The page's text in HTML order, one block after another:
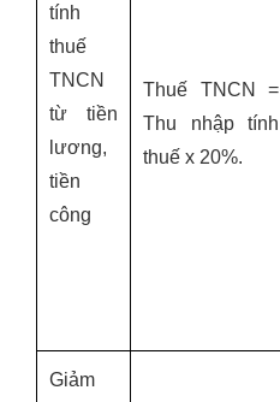
tính
thuế
TNCN
từ tiền
lương,
tiền
công
Thuế TNCN =
Thu nhập tính
thuế x 20%.
Giảm